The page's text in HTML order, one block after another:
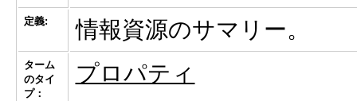
定義: 情報資源のサマリー。
ターム
のタイ
プ：
プロパティ